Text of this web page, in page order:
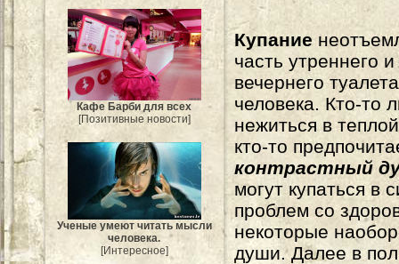
Кафе Барби для всех
[Позитивные новости]
Ученые умеют читать мысли
человека.
[Интересное]
Купание
часть утреннего и
вечернего
человека. Кто-то
нежиться в
кто-то
контрастный
могут купаться в
проблем со
некоторые
души. Далее в